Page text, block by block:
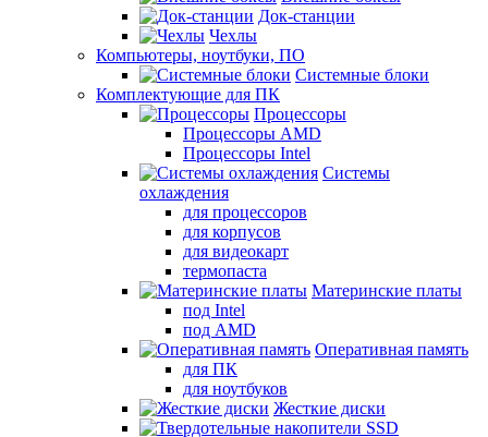
Док-станции
Чехлы
Компьютеры, ноутбуки, ПО
Системные блоки
Комплектующие для ПК
Процессоры
Процессоры AMD
Процессоры Intel
Системы
охлаждения
для процессоров
для корпусов
для видеокарт
термопаста
Материнские платы
под Intel
под AMD
Оперативная память
для ПК
для ноутбуков
Жесткие диски